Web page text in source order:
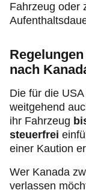
Fahrzeug oder
nach
Die für die
weitgehend
ihr Fahrzeug
steuerfrei
einer Kaution
Wer Kanada
verlassen